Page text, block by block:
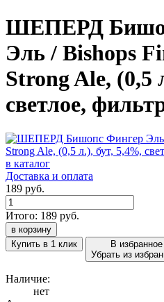
ШЕПЕРД
Эль / Bishops
Strong Ale, (0,5
светлое,
в каталог
Доставка и оплата
189 руб.
Итого: 189 руб.
в корзину
Купить в 1 клик
В избранное
Убрать из
Наличие:
нет